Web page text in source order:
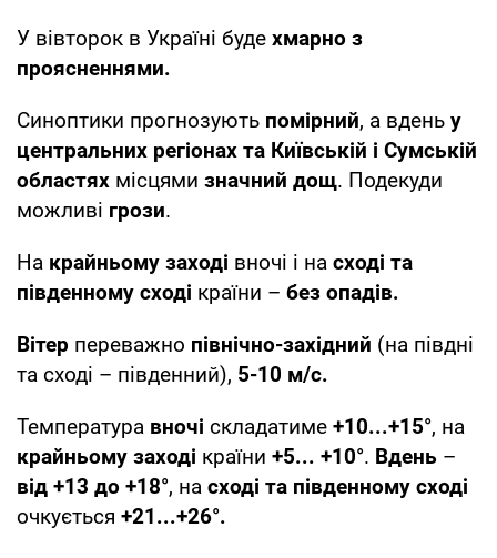
У вівторок в Україні буде хмарно з
проясненнями.
Синоптики прогнозують помірний, а вдень у
центральних регіонах та Київській і Сумській
областях місцями значний дощ. Подекуди
можливі грози.
На крайньому заході вночі і на сході та
південному сході країни – без опадів.
Вітер переважно північно-західний (на півдні
та сході – південний), 5-10 м/с.
Температура вночі складатиме +10...+15°, на
крайньому заході країни +5... +10°. Вдень –
від +13 до +18°, на сході та південному сході
очкується +21...+26°.